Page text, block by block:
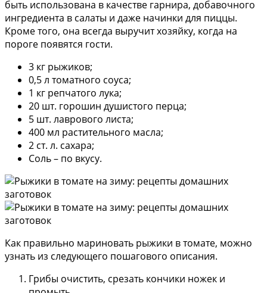
быть использована в качестве гарнира, добавочного
ингредиента в салаты и даже начинки для пиццы.
Кроме того, она всегда выручит хозяйку, когда на
пороге появятся гости.
3 кг рыжиков;
0,5 л томатного соуса;
1 кг репчатого лука;
20 шт. горошин душистого перца;
5 шт. лаврового листа;
400 мл растительного масла;
2 ст. л. сахара;
Соль – по вкусу.
Как правильно мариновать рыжики в томате, можно
узнать из следующего пошагового описания.
Грибы очистить, срезать кончики ножек и